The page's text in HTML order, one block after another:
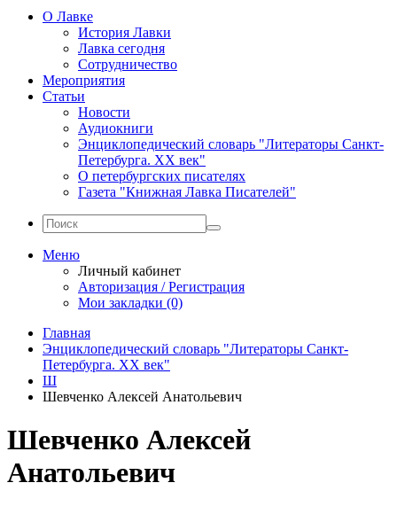
О Лавке
История Лавки
Лавка сегодня
Сотрудничество
Мероприятия
Статьи
Новости
Аудиокниги
Энциклопедический словарь "Литераторы Санкт-
Петербурга. XX век"
О петербургских писателях
Газета "Книжная Лавка Писателей"
Меню
Личный кабинет
Авторизация / Регистрация
Мои закладки (0)
Главная
Энциклопедический словарь "Литераторы Санкт-
Петербурга. XX век"
Ш
Шевченко Алексей Анатольевич
Шевченко Алексей
Анатольевич